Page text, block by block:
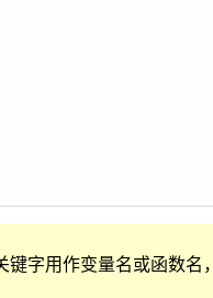
键字用作变量名或函数